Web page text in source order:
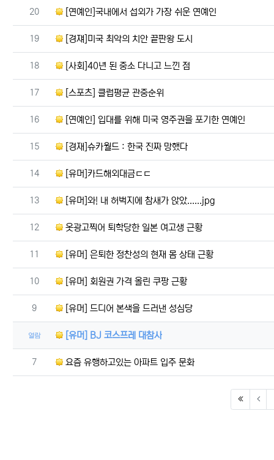
번호
20 [연예인]국내에서 섭외가 가장 쉬운 연예인
번호
19 [경쟤]미국 최악의 치안 끝판왕 도시
번호
18 [사회]40년 된 중소 다니고 느낀 점
번호
17 [스포츠] 클럽평균 관중순위
번호
16 [연예인] 입대를 위해 미국 영주권을 포기한 연예인
번호
15 [경재]슈카월드 : 한국 진짜 망했다
번호
14 [유머]카드해외대금ㄷㄷ
번호
13 [유머]와! 내 허벅지에 참새가 앉았......jpg
번호
12 옷광고찍어 퇴학당한 일본 여고생 근황
번호
11 [유머] 은퇴한 정찬성의 현재 몸 상태 근황
번호
10 [유머] 회원권 가격 올린 쿠팡 근황
번호
9 [유머] 드디어 본색을 드러낸 성심당
열람 [유머] BJ 코스프레 대참사
번호
7 요즘 유행하고있는 아파트 입주 문화